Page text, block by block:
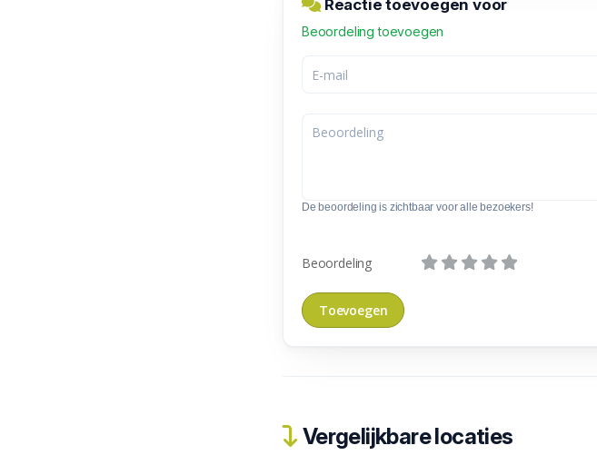
Reactie toevoegen voor
Beoordeling toevoegen
De beoordeling is zichtbaar voor alle bezoekers!
Beoordeling
Vergelijkbare locaties